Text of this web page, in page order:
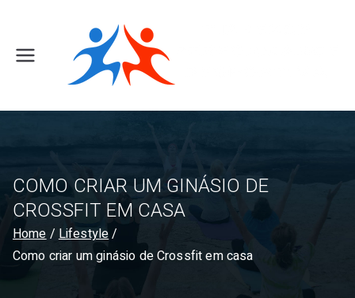
content
n
COMO CRIAR UM GINÁSIO DE
CROSSFIT EM CASA
Home
Lifestyle
Como criar um ginásio de Crossfit em casa